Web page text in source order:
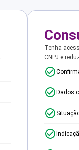
Tenha
CNPJ e
Dados